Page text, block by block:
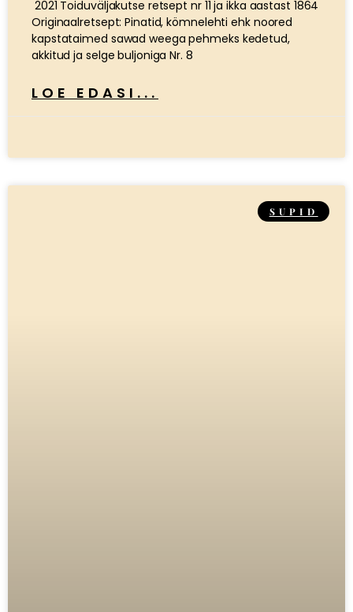
2021 Toiduväljakutse retsept nr 11 ja ikka aastast 1864
Originaalretsept: Pinatid, kömnelehti ehk noored
kapstataimed sawad weega pehmeks kedetud,
akkitud ja selge buljoniga Nr. 8
LOE EDASI...
SUPID